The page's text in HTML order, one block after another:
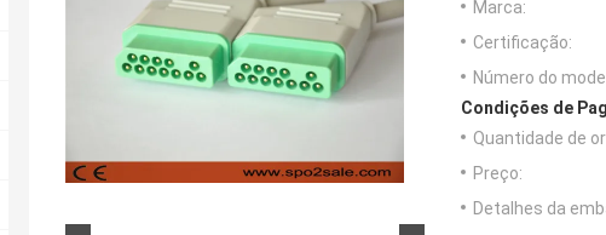
Marca:
Certificação:
Número do
Condições de
Quantidade de
Preço:
Detalhes da